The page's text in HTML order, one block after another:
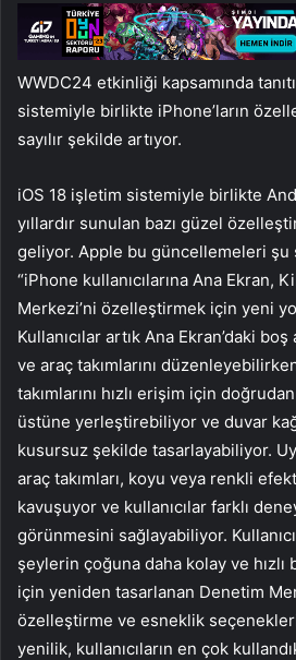
WWDC24 etkinliği kapsamında
sistemiyle birlikte iPhone’ların
sayılır şekilde artıyor.
iOS 18 işletim sistemiyle birlikte
yıllardır sunulan bazı güzel
geliyor. Apple bu güncellemeleri
“iPhone kullanıcılarına Ana Ekran,
Merkezi’ni özelleştirmek için yeni
Kullanıcılar artık Ana Ekran’daki
ve araç takımlarını
takımlarını hızlı erişim için
üstüne yerleştirebiliyor ve duvar
kusursuz şekilde tasarlayabiliyor.
araç takımları, koyu veya renkli
kavuşuyor ve kullanıcılar farklı
görünmesini sağlayabiliyor.
şeylerin çoğuna daha kolay ve
için yeniden tasarlanan Denetim
özelleştirme ve esneklik
yenilik, kullanıcıların en çok